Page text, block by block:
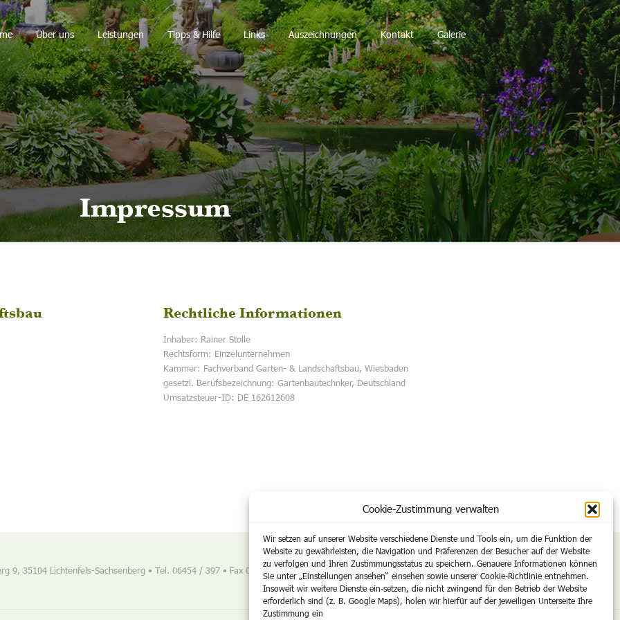
Cookie-Zustimmung verwalten
Wir setzen auf unserer Website verschiedene Dienste und Tools ein, um die Funktion der
Website zu gewährleisten, die Navigation und Präferenzen der Besucher auf der Website
zu verfolgen und Ihren Zustimmungsstatus zu speichern. Genauere Informationen können
Sie unter „Einstellungen ansehen“ einsehen sowie unserer Cookie-Richtlinie entnehmen.
Insoweit wir weitere Dienste ein-setzen, die nicht zwingend für den Betrieb der Website
erforderlich sind (z. B. Google Maps), holen wir hierfür auf der jeweiligen Unterseite Ihre
Zustimmung ein
Über uns Leistungen Tipps & Hilfe Links Auszeichnungen Kontakt Galerie
Impressum
Rechtliche Informationen
Inhaber: Rainer Stolle
Rechtsform: Einzelunternehmen
Kammer: Fachverband Garten- & Landschaftsbau, Wiesbaden
gesetzl. Berufsbezeichnung: Gartenbautechnker, Deutschland
Umsatzsteuer-ID: DE 162612608
9, 35104 Lichtenfels-Sachsenberg • Tel. 06454 / 397 • Fax 06454 / 12 30 • Mail info@stolle-gartenbau.de